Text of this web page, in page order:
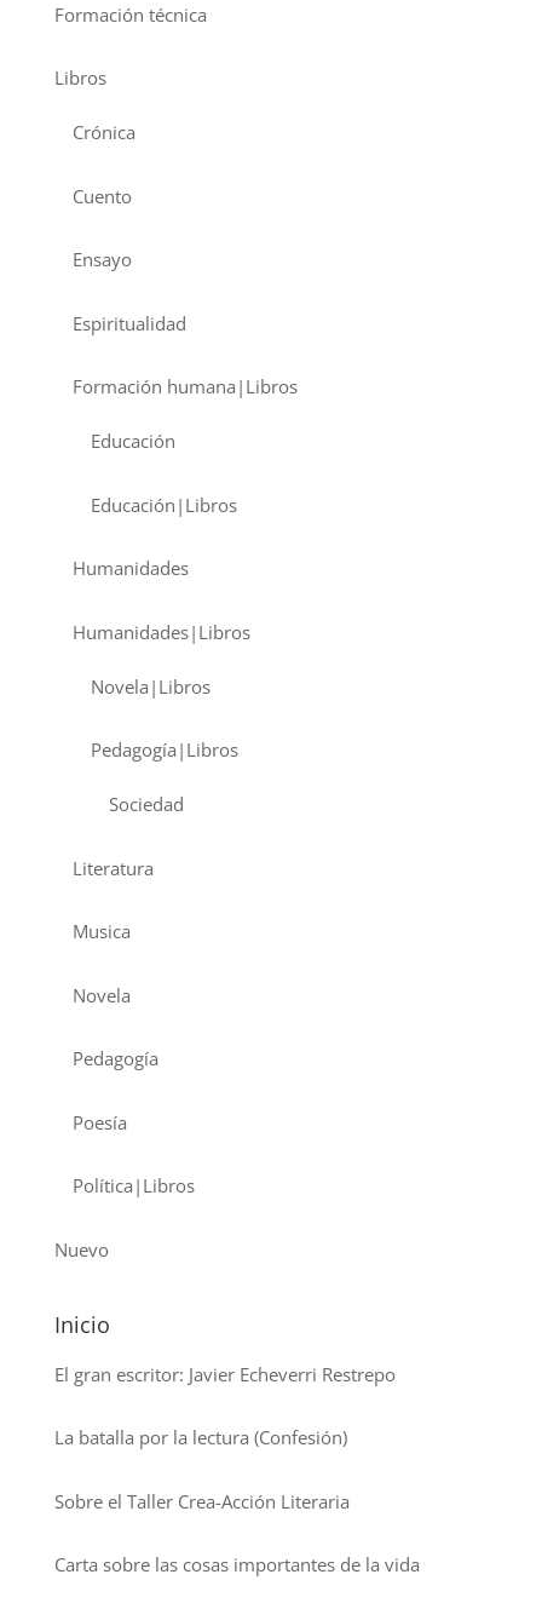
Formación técnica
Libros
Crónica
Cuento
Ensayo
Espiritualidad
Formación humana|Libros
Educación
Educación|Libros
Humanidades
Humanidades|Libros
Novela|Libros
Pedagogía|Libros
Sociedad
Literatura
Musica
Novela
Pedagogía
Poesía
Política|Libros
Nuevo
Inicio
El gran escritor: Javier Echeverri Restrepo
La batalla por la lectura (Confesión)
Sobre el Taller Crea-Acción Literaria
Carta sobre las cosas importantes de la vida